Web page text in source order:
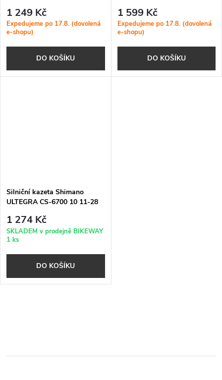
1 249 Kč
Expedujeme po 17.8. (dovolená
e-shopu)
DO KOŠÍKU
1 599 Kč
Expedujeme po 17.8. (dovolená
e-shopu)
DO KOŠÍKU
Silniční kazeta Shimano
ULTEGRA CS-6700 10 11-28
1 274 Kč
SKLADEM v prodejně BIKEWAY
1 ks
DO KOŠÍKU
l